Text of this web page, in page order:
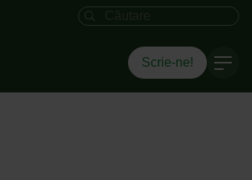
Câmpul de căutare
Scrie-ne!